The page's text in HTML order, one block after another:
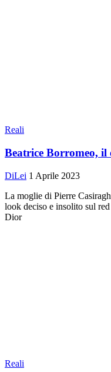
Reali
Beatrice Borromeo, il
DiLei 1 Aprile 2023
La moglie di Pierre
look deciso e insolito sul
Dior
Reali